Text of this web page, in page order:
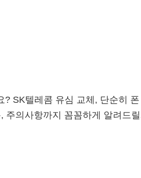
SK텔레콤 유심 교체, 단순히
주의사항까지 꼼꼼하게 알려드